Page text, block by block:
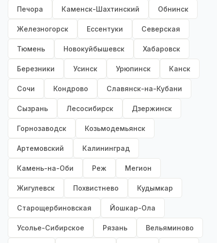
Печора Каменск-Шахтинский Обнинск
Железногорск Ессентуки Северская
Тюмень Новокуйбышевск Хабаровск
Березники Усинск Урюпинск Канск
Сочи Кондрово Славянск-на-Кубани
Сызрань Лесосибирск Дзержинск
Горнозаводск Козьмодемьянск
Артемовский Калининград
Камень-на-Оби Реж Мегион
Жигулевск Похвистнево Кудымкар
Старощербиновская Йошкар-Ола
Усолье-Сибирское Рязань Вельяминово